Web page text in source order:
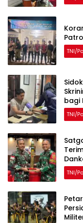
TNI/
bagi
TNI/
TNI/